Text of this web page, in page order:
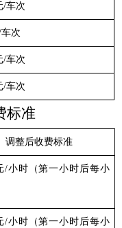
/车次
次
/车次
/车次
标准
调整后收费标准
/小时（第一小时后每小
/小时（第一小时后每小